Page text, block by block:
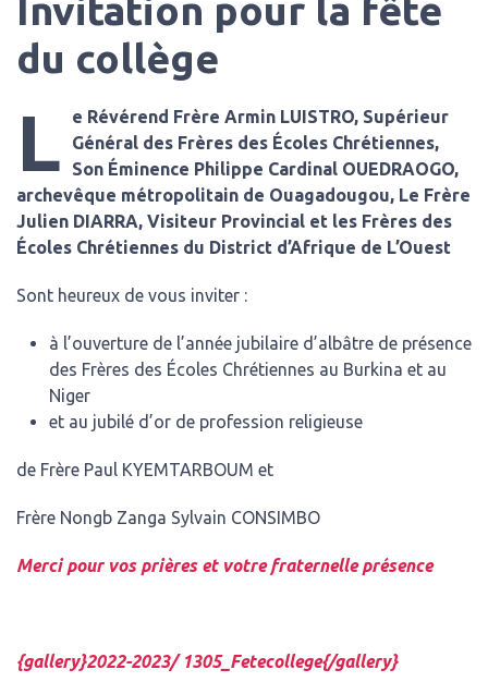
Invitation pour la fête
du collège
L
e Révérend Frère Armin LUISTRO, Supérieur
Général des Frères des Écoles Chrétiennes,
Son Éminence Philippe Cardinal OUEDRAOGO,
archevêque métropolitain de Ouagadougou, Le Frère
Julien DIARRA, Visiteur Provincial et les Frères des
Écoles Chrétiennes du District d’Afrique de L’Ouest
Sont heureux de vous inviter :
à l’ouverture de l’année jubilaire d’albâtre de présence
des Frères des Écoles Chrétiennes au Burkina et au
Niger
et au jubilé d’or de profession religieuse
de Frère Paul KYEMTARBOUM et
Frère Nongb Zanga Sylvain CONSIMBO
Merci pour vos prières et votre fraternelle présence
{gallery}2022-2023/ 1305_Fetecollege{/gallery}